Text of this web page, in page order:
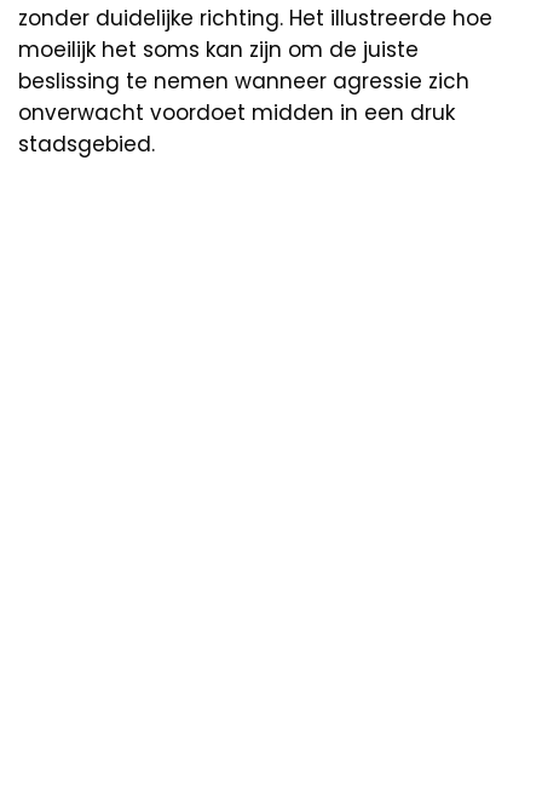
zonder duidelijke richting. Het illustreerde hoe
moeilijk het soms kan zijn om de juiste
beslissing te nemen wanneer agressie zich
onverwacht voordoet midden in een druk
stadsgebied.